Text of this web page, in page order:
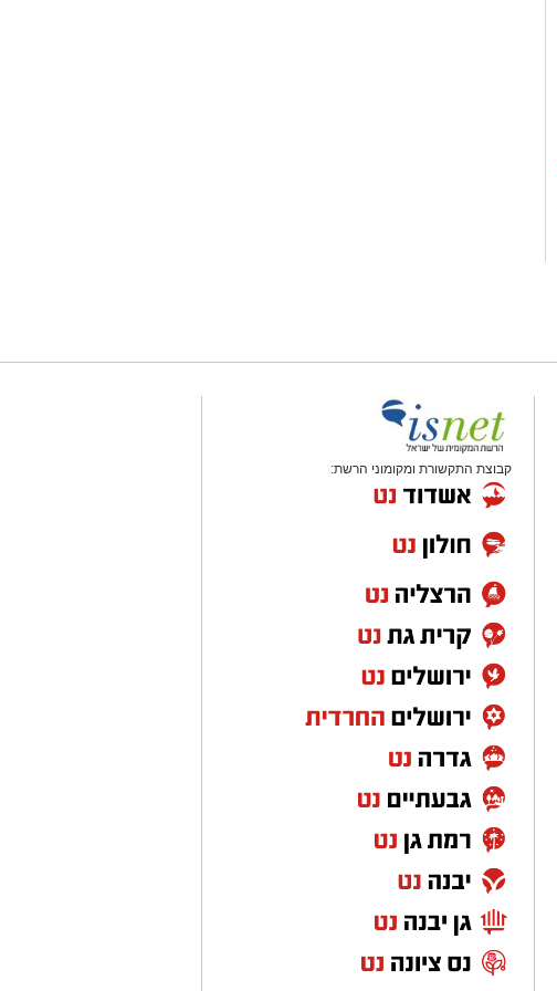
קבוצת התקשורת ומקומוני הרשת: